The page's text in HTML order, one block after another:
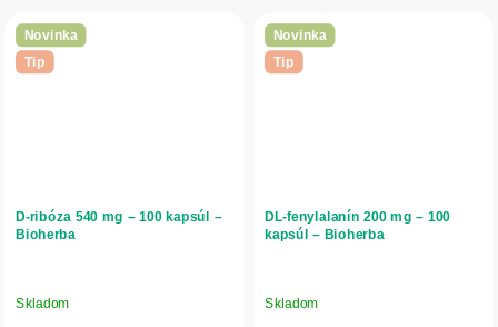
Novinka
Tip
D-ribóza 540 mg – 100 kapsúl –
Bioherba
Skladom
Novinka
Tip
DL-fenylalanín 200 mg – 100
kapsúl – Bioherba
Skladom